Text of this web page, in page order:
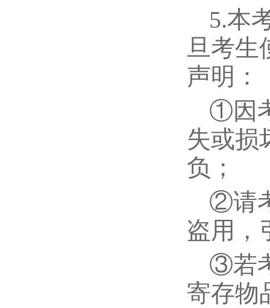
5.本
旦考生
声明：
①因
失或损
负；
②请
盗用，
③若
寄存物